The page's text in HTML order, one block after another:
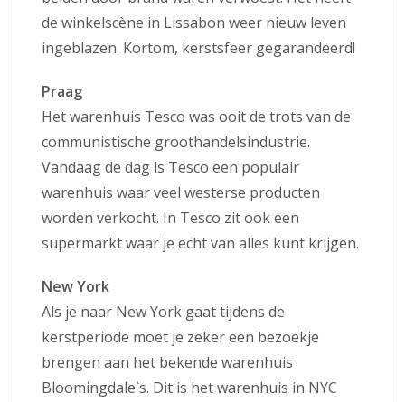
de winkelscène in Lissabon weer nieuw leven
ingeblazen. Kortom, kerstsfeer gegarandeerd!
Praag
Het warenhuis Tesco was ooit de trots van de
communistische groothandelsindustrie.
Vandaag de dag is Tesco een populair
warenhuis waar veel westerse producten
worden verkocht. In Tesco zit ook een
supermarkt waar je echt van alles kunt krijgen.
New York
Als je naar New York gaat tijdens de
kerstperiode moet je zeker een bezoekje
brengen aan het bekende warenhuis
Bloomingdale`s. Dit is het warenhuis in NYC